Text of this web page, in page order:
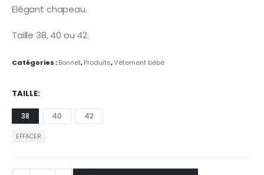
Elégant chapeau.
Taille 38, 40 ou 42.
Catégories :Bonnet,Produits,Vêtement bébé
TAILLE
38 40 42
EFFACER